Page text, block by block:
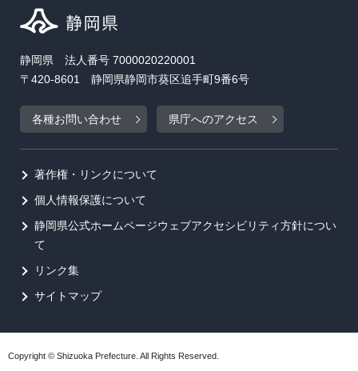
静岡県 法人番号 7000020220001
〒420-8601 静岡県静岡市葵区追手町9番6号
各種お問い合わせ 県庁へのアクセス
著作権・リンクについて
個人情報保護について
静岡県公式ホームページウェブアクセシビリティ方針につい
て
リンク集
サイトマップ
Copyright © Shizuoka Prefecture. All Rights Reserved.